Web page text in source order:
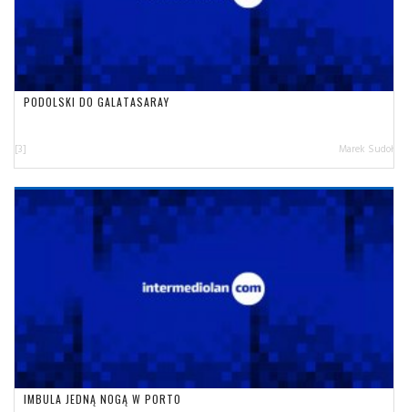
PODOLSKI DO GALATASARAY
[3] Marek Sudoł
IMBULA JEDNĄ NOGĄ W PORTO